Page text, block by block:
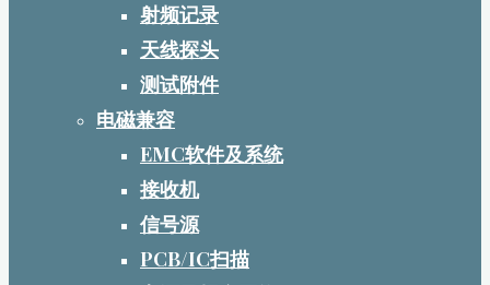
射频记录
天线探头
测试附件
电磁兼容
EMC软件及系统
接收机
信号源
PCB/IC扫描